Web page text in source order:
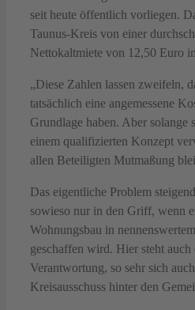
seit heute öffentlich vorliegen.
Taunus-Kreis von einer
Nettokaltmiete von 12,50 Euro
„Diese Zahlen lassen zweifeln,
tatsächlich eine angemessene
Grundlage haben. Aber solange
einem qualifizierten Konzept
allen Beteiligten Mutmaßung
Das eigentliche Problem
sowieso nur in den Griff, wenn
Wohnungsbau in
geschaffen wird. Hier steht
Verantwortung, so sehr sich
Kreisausschuss hinter den